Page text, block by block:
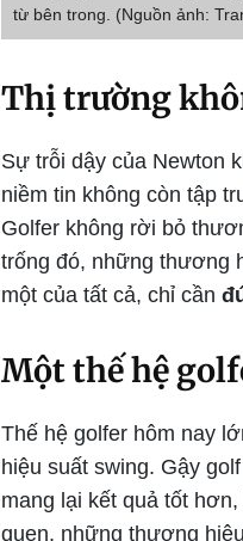
từ bên trong. (Nguồn ảnh:
Thị trường
Sự trỗi dậy của Newton
niềm tin không còn tập
Golfer không rời bỏ
trống đó, những thương
một của tất cả, chỉ cần
Một thế hệ
Thế hệ golfer hôm nay
hiệu suất swing. Gậy
mang lại kết quả tốt
quen, những thương